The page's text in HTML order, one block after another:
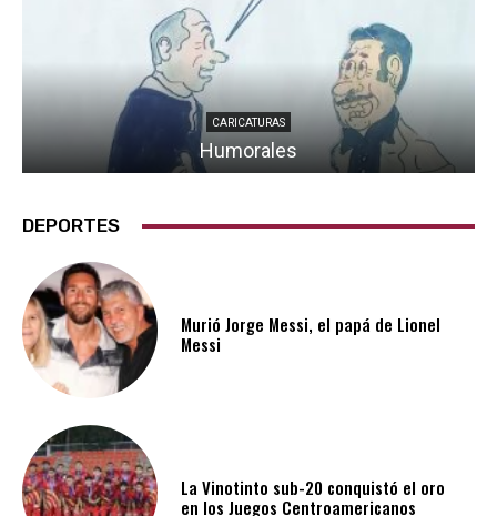
CARICATURAS
Humorales
DEPORTES
Murió Jorge Messi, el papá de Lionel
Messi
La Vinotinto sub-20 conquistó el oro
en los Juegos Centroamericanos